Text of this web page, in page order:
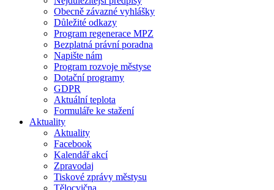
Obecně závazné vyhlášky
Důležité odkazy
Program regenerace MPZ
Bezplatná právní poradna
Napište nám
Program rozvoje městyse
Dotační programy
GDPR
Aktuální teplota
Formuláře ke stažení
Aktuality
Aktuality
Facebook
Kalendář akcí
Zpravodaj
Tiskové zprávy městysu
Tělocvična